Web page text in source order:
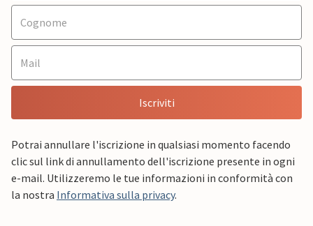
Iscriviti
Potrai annullare l'iscrizione in qualsiasi momento facendo
clic sul link di annullamento dell'iscrizione presente in ogni
e-mail. Utilizzeremo le tue informazioni in conformità con
la nostra Informativa sulla privacy.